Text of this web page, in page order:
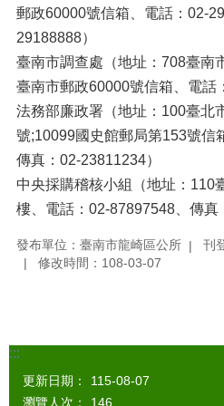
郵政60000號信箱、電話：02-
29188888）
臺南市調查處（地址：708臺南
臺南市郵政60000號信箱、電話
法務部廉政署（地址：100臺北
號;10099國史館郵局第153號信
傳真：02-23811234）
中央採購稽核小組（地址：110
樓、電話：02-87897548、傳真
發布單位：臺南市龍崎區公所
刊
修改時間：108-03-07
:::
更新日期：
115-08-07
瀏覽人次：
146